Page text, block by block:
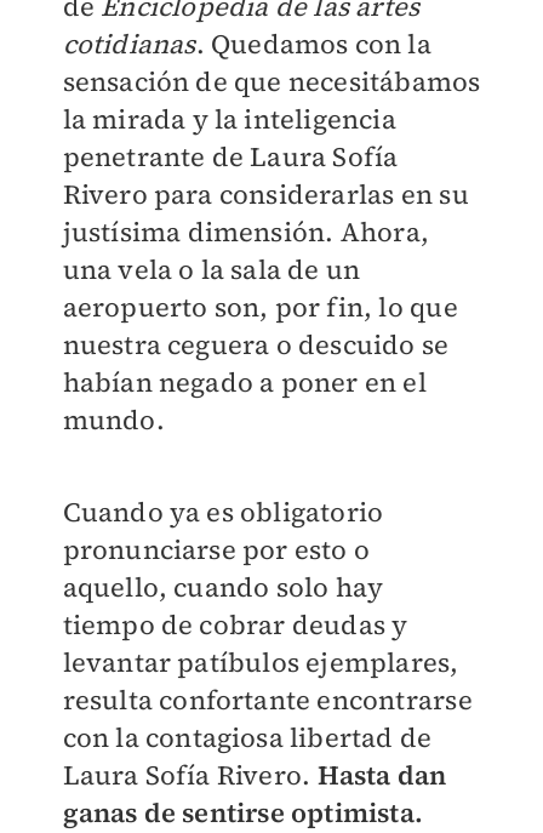
cotidianas. Quedamos con la
sensación de que necesitábamos
la mirada y la inteligencia
penetrante de Laura Sofía
Rivero para considerarlas en su
justísima dimensión. Ahora,
una vela o la sala de un
aeropuerto son, por fin, lo que
nuestra ceguera o descuido se
habían negado a poner en el
mundo.
Cuando ya es obligatorio
pronunciarse por esto o
aquello, cuando solo hay
tiempo de cobrar deudas y
levantar patíbulos ejemplares,
resulta confortante encontrarse
con la contagiosa libertad de
Laura Sofía Rivero. Hasta dan
ganas de sentirse optimista.